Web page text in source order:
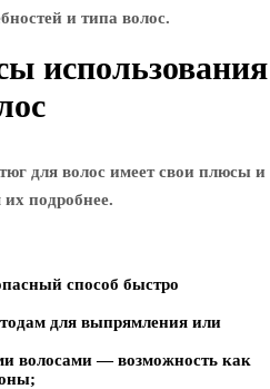
и типа волос.
использования
для волос имеет свои плюсы и
подробнее.
способ быстро
для выпрямления или
волосами — возможность как